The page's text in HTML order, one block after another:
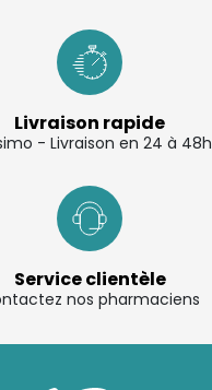
Livraison rapide
- Livraison en 24 à 48h
Service clientèle
nos pharmaciens